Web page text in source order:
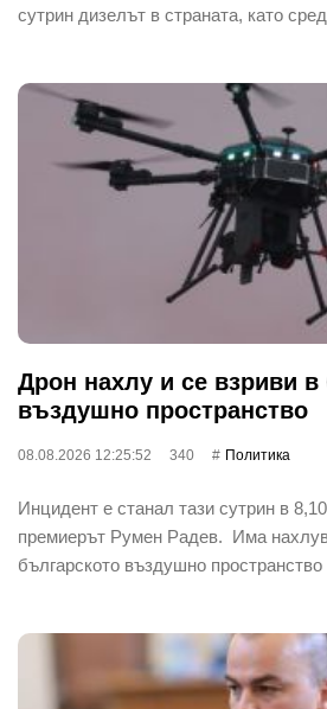
сутрин дизелът в страната, като
Дрон нахлу и се взриви в
въздушно пространство
08.08.2026 12:25:52 340 Политика
Инцидент е станал тази сутрин в
премиерът Румен Радев. Има
българското въздушно